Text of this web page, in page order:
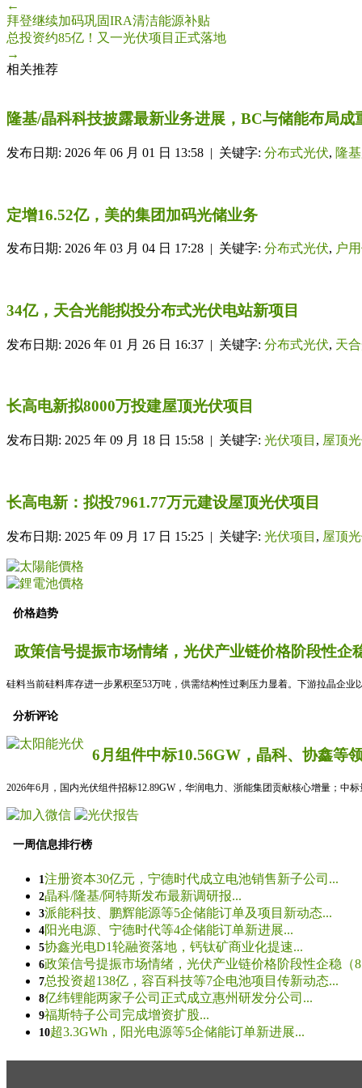
←
拜登继续加码巩固IRA清洁能源补贴
总投资约85亿！又一光伏项目正式落地
→
相关推荐
隆基/晶科科技披露最新业务进展，BC与储能布局成
发布日期: 2026 年 06 月 01 日 13:58 | 关键字: 分布式光伏, 隆
定增16.52亿，美的集团加码光储业务
发布日期: 2026 年 03 月 04 日 17:28 | 关键字: 分布式光伏, 户
34亿，天合光能拟投分布式光伏电站新项目
发布日期: 2026 年 01 月 26 日 16:37 | 关键字: 分布式光伏, 天
长高电新拟8000万投建屋顶光伏项目
发布日期: 2025 年 09 月 18 日 15:58 | 关键字: 光伏项目 , 屋顶
长高电新：拟投7961.77万元建设屋顶光伏项目
发布日期: 2025 年 09 月 17 日 15:25 | 关键字: 光伏项目 , 屋顶
价格趋势
政策信号提振市场情绪，光伏产业链价格阶段性企
硅料当前硅料库存进一步累积至53万吨，供需结构性过剩压力显着。下游拉晶企
分析评论
6月组件中标10.56GW，晶科、协鑫等
2026年6月，国内光伏组件招标12.89GW，华润电力、浙能集团贡献核心增量；中
一周信息排行榜
1注册资本30亿元，宁德时代成立电池销售新子公司...
2晶科/隆基/阿特斯发布最新调研报...
3派能科技、鹏辉能源等5企储能订单及项目新动态...
4阳光电源、宁德时代等4企储能订单新进展...
5协鑫光电D1轮融资落地，钙钛矿商业化提速...
6政策信号提振市场情绪，光伏产业链价格阶段性企稳（
7总投资超138亿，容百科技等7企电池项目传新动态...
8亿纬锂能两家子公司正式成立惠州研发分公司...
9福斯特子公司完成增资扩股...
10超3.3GWh，阳光电源等5企储能订单新进展...